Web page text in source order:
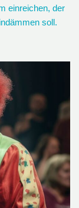
einreichen, der
soll.